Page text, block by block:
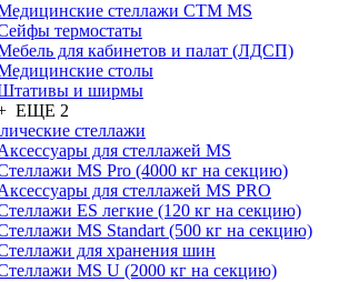
стеллажи CTM MS
термостаты
для кабинетов и палат (ЛДСП)
столы
и ширмы
ЕЩЕ 2
стеллажи
для стеллажей MS
MS Pro (4000 кг на секцию)
для стеллажей MS PRO
ES легкие (120 кг на секцию)
MS Standart (500 кг на секцию)
для хранения шин
MS U (2000 кг на секцию)